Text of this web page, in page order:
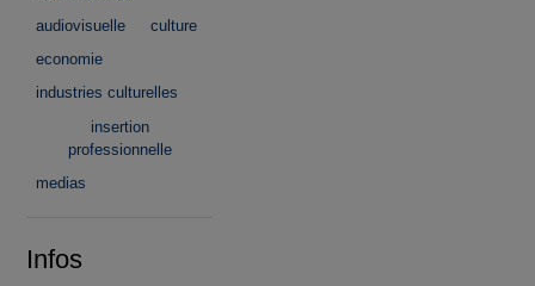
audiovisuelle
culture
economie
industries culturelles
insertion
professionnelle
medias
Infos